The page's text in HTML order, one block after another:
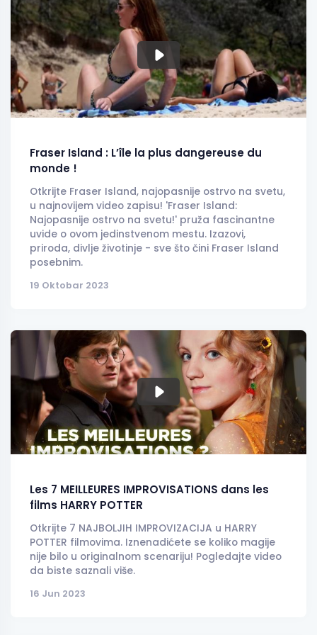
Fraser Island : L’île la plus dangereuse du
monde !
Otkrijte Fraser Island, najopasnije ostrvo na svetu,
u najnovijem video zapisu! 'Fraser Island:
Najopasnije ostrvo na svetu!' pruža fascinantne
uvide o ovom jedinstvenom mestu. Izazovi,
priroda, divlje životinje - sve što čini Fraser Island
posebnim.
19 Oktobar 2023
Les 7 MEILLEURES IMPROVISATIONS dans les
films HARRY POTTER
Otkrijte 7 NAJBOLJIH IMPROVIZACIJA u HARRY
POTTER filmovima. Iznenadićete se koliko magije
nije bilo u originalnom scenariju! Pogledajte video
da biste saznali više.
16 Jun 2023